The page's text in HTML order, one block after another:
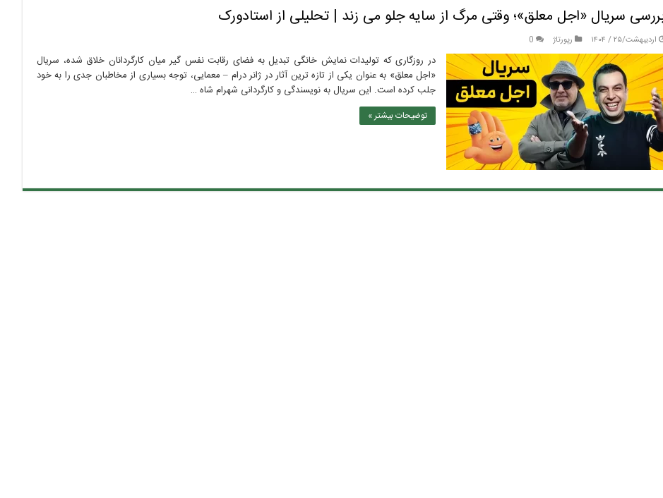
سریال «اجل معلق»؛ وقتی مرگ از سایه جلو می زند | تحلیلی از استادورک
اردیبهشت/۲۵ / ۱۴۰۴ رپورتاژ 0
در روزگاری که تولیدات نمایش خانگی تبدیل به فضای رقابت نفس گیر میان کارگردانان خلاق شده، سریال
«اجل معلق» به عنوان یکی از تازه ترین آثار در ژانر درام – معمایی، توجه بسیاری از مخاطبان جدی را به خود
جلب کرده است. این سریال به نویسندگی و کارگردانی شهرام شاه …
توضیحات بیشتر »